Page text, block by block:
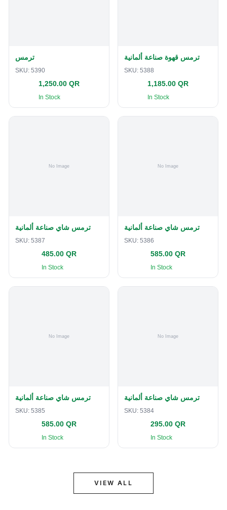
ترمس
SKU: 5390
1,250.00 QR
In Stock
ترمس قهوة صناعة ألمانية
SKU: 5388
1,185.00 QR
In Stock
ترمس شاي صناعة ألمانية
SKU: 5387
485.00 QR
In Stock
ترمس شاي صناعة ألمانية
SKU: 5386
585.00 QR
In Stock
ترمس شاي صناعة ألمانية
SKU: 5385
585.00 QR
In Stock
ترمس شاي صناعة ألمانية
SKU: 5384
295.00 QR
In Stock
VIEW ALL